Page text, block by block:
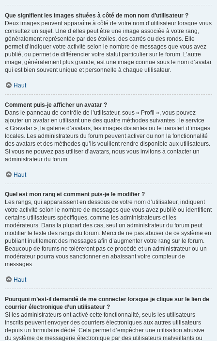
Que signifient les images situées à côté de mon nom d’utilisateur ?
Deux images peuvent apparaître à côté de votre nom d’utilisateur lorsque vous
consultez un sujet. Une d’elles peut être une image associée à votre rang,
généralement représentée par des étoiles, des carrés ou des ronds. Elle
permet d’indiquer votre activité selon le nombre de messages que vous avez
publié, ou permet de différencier votre statut particulier sur le forum. L’autre
image, généralement plus grande, est une image connue sous le nom d’avatar
qui est bien souvent unique et personnelle à chaque utilisateur.
Haut
Comment puis-je afficher un avatar ?
Dans le panneau de contrôle de l’utilisateur, sous « Profil », vous pouvez
ajouter un avatar en utilisant une des quatre méthodes suivantes : le service
« Gravatar », la galerie d’avatars, les images distantes ou le transfert d’images
locales. Les administrateurs du forum peuvent activer ou non la fonctionnalité
des avatars et des méthodes qu’ils veuillent rendre disponible aux utilisateurs.
Si vous ne pouvez pas utiliser d’avatars, nous vous invitons à contacter un
administrateur du forum.
Haut
Quel est mon rang et comment puis-je le modifier ?
Les rangs, qui apparaissent en dessous de votre nom d’utilisateur, indiquent
votre activité selon le nombre de messages que vous avez publié ou identifient
certains utilisateurs spécifiques, comme les administrateurs et les
modérateurs. Dans la plupart des cas, seul un administrateur du forum peut
modifier le texte des rangs du forum. Merci de ne pas abuser de ce système en
publiant inutilement des messages afin d’augmenter votre rang sur le forum.
Beaucoup de forums ne toléreront pas ce procédé et un administrateur ou un
modérateur pourra vous sanctionner en abaissant votre compteur de
messages.
Haut
Pourquoi m’est-il demandé de me connecter lorsque je clique sur le lien de
courrier électronique d’un utilisateur ?
Si les administrateurs ont activé cette fonctionnalité, seuls les utilisateurs
inscrits peuvent envoyer des courriers électroniques aux autres utilisateurs
depuis un formulaire dédié. Cela permet d’empêcher une utilisation abusive
du système de messagerie électronique par des utilisateurs malveillants ou